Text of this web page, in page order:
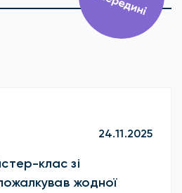
24.11.2025
клас зі
жодної